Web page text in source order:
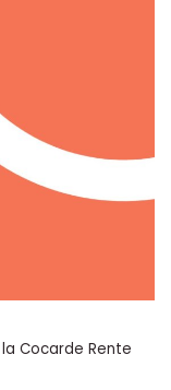
Cocarde Rente